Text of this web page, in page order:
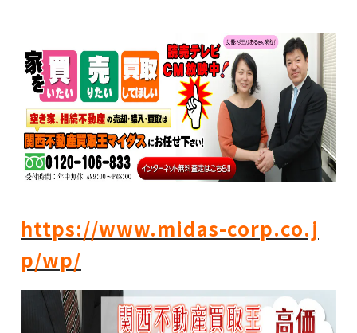
https://www.midas-corp.co.j
p/wp/